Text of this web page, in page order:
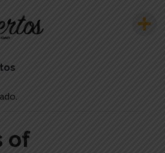
of